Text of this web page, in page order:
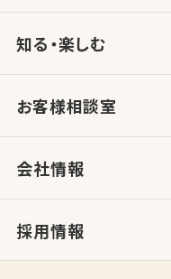
知る・楽しむ
お客様相談室
会社情報
採用情報